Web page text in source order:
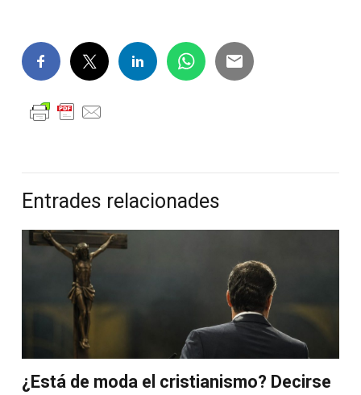
Entrades relacionades
¿Está de moda el cristianismo? Decirse